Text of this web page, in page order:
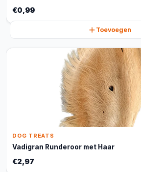
€0,99
Toevoegen
DOG TREATS
Vadigran Runderoor met Haar
€2,97